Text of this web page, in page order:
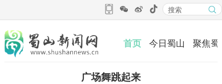
首页 今日蜀山 聚焦蜀
广场舞跳起来